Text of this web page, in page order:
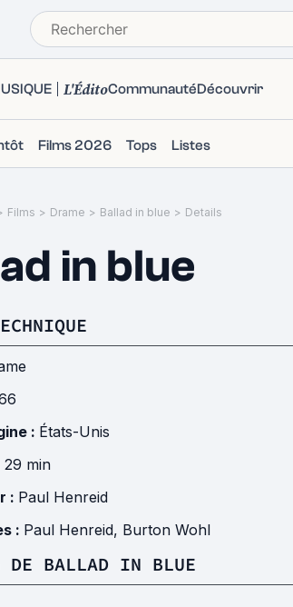
L'ÉditoCommunautéDécouvrir
Films 2026 Tops Listes
Films > Drame > Ballad in blue > Details
in blue
: États-Unis
29 min
: Paul Henreid
: Paul Henreid, Burton Wohl
DE BALLAD IN BLUE